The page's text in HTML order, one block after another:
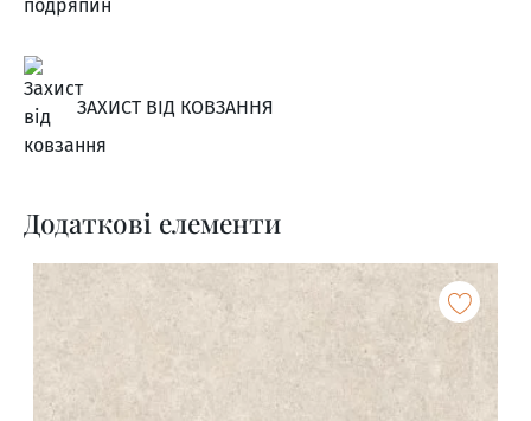
ЗАХИСТ ВІД КОВЗАННЯ
Додаткові елементи